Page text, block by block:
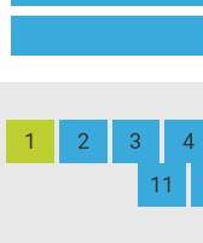
1 2 3 4
11